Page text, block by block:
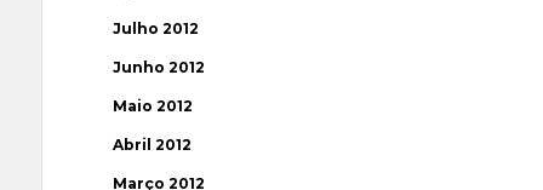
Julho 2012
Junho 2012
Maio 2012
Abril 2012
Março 2012